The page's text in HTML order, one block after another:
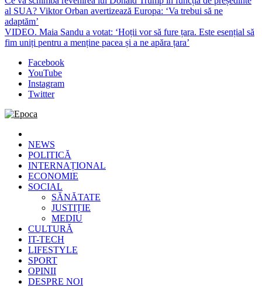
al SUA? Viktor Orban avertizează Europa: ‘Va trebui să ne
adaptăm’
VIDEO. Maia Sandu a votat: ‘Hoții vor să fure țara. Este esențial să
fim uniți pentru a menține pacea și a ne apăra țara’
Facebook
YouTube
Instagram
Twitter
Epoca
Cele mai noi știri online din România
NEWS
POLITICĂ
INTERNAȚIONAL
ECONOMIE
SOCIAL
SĂNĂTATE
JUSTIȚIE
MEDIU
CULTURĂ
IT-TECH
LIFESTYLE
SPORT
OPINII
DESPRE NOI